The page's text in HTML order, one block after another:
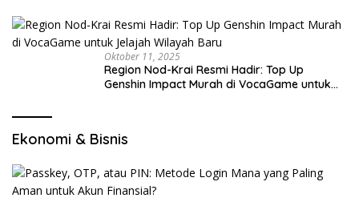
Oktober 11, 2025
Region Nod-Krai Resmi Hadir: Top Up
Genshin Impact Murah di VocaGame untuk
Ekonomi & Bisnis